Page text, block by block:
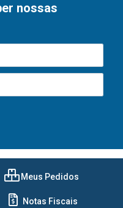
nossas
Meus Pedidos
Notas Fiscais